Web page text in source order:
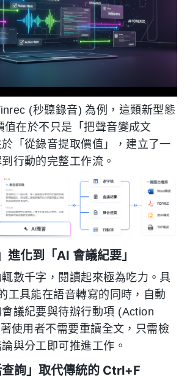
(秒聽錄音) 為例，這類新型態
值在於不只是「把聲音變成文
「從錄音提取價值」，建立了一
行動的完整工作流。
進化到「AI 會議紀要」
數千字，閱讀起來極為吃力。具
工具能在語音轉寫的同時，自動
議紀要與待辦行動項 (Action
使用者不需要重讀全文，只需檢
與分工即可推進工作。
詢」取代傳統的 Ctrl+F